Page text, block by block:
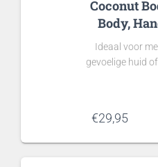
Coconut
Body,
Ideaal voor
gevoelige huid
€29,95